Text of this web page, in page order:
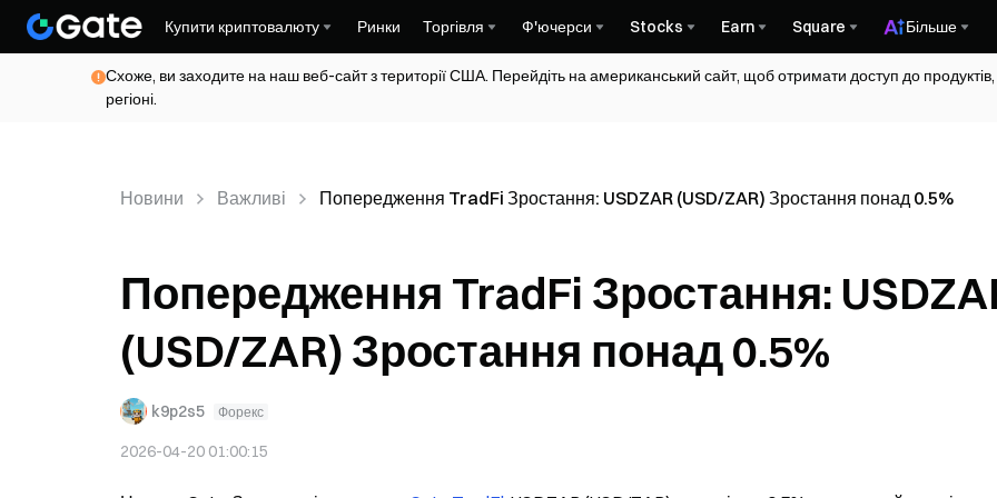
Купити криптовалюту Ринки Торгівля Ф'ючерси Stocks Earn Square Більше
Схоже, ви заходите на наш веб-сайт з території США. Перейдіть на американський сайт, щоб отримати доступ до
регіоні.
Новини Важливі Попередження TradFi Зростання: USDZAR (USD/ZAR) Зростання понад 0.5%
Попередження TradFi Зростання:
(USD/ZAR) Зростання понад 0.5%
k9p2s5 Форекс
2026-04-20 01:00:15